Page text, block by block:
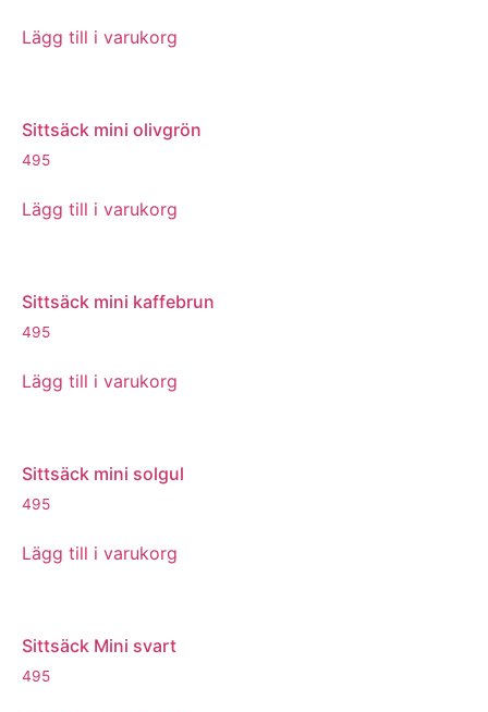
Lägg till i varukorg
Sittsäck mini olivgrön
495
Lägg till i varukorg
Sittsäck mini kaffebrun
495
Lägg till i varukorg
Sittsäck mini solgul
495
Lägg till i varukorg
Sittsäck Mini svart
495